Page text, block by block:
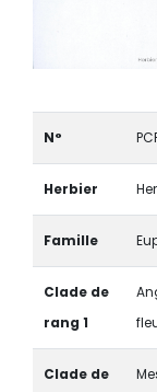
N°
Herbier
Famille
Clade de
rang 1
Clade de